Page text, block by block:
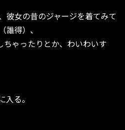
彼女の昔のジャージを着てみて
誰得）、
ゃったりとか、わいわいす
る。